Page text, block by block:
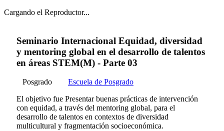
Cargando el Reproductor...
Seminario Internacional Equidad, diversidad
y mentoring global en el desarrollo de talentos
en áreas STEM(M) - Parte 03
Posgrado
Escuela de Posgrado
El objetivo fue Presentar buenas prácticas de intervención
con equidad, a través del mentoring global, para el
desarrollo de talentos en contextos de diversidad
multicultural y fragmentación socioeconómica.